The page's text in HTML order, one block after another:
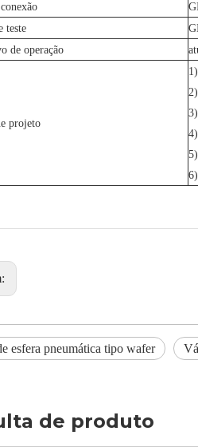
teste
de operação
projeto
esfera pneumática tipo wafer
de produto